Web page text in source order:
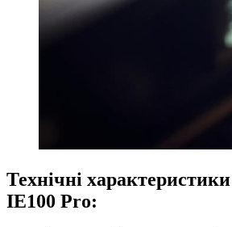
Технічні
IE100 Pro: